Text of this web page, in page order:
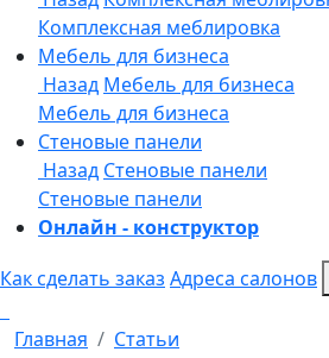
Онлайн - конструктор
Как сделать заказ Адреса салонов
Главная
Статьи